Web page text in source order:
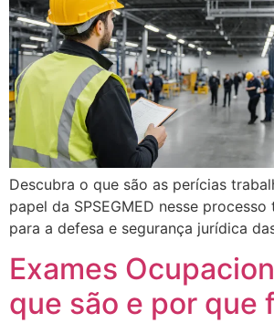
Descubra o que são as perícias
papel da SPSEGMED nesse
para a defesa e segurança jurídica
Exames
que são e por que